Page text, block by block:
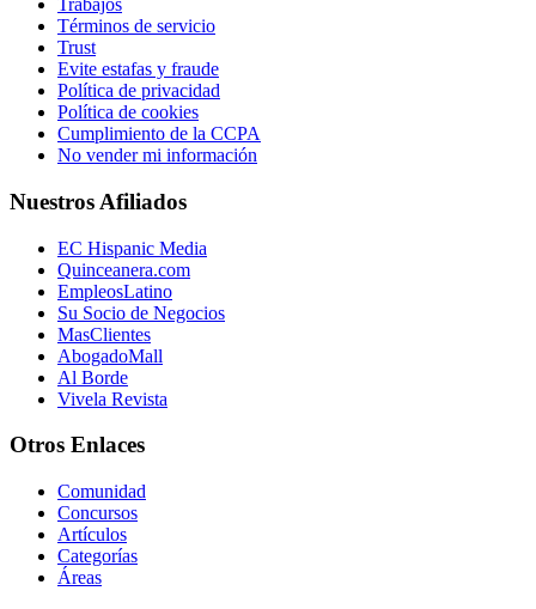
Trabajos
Términos de servicio
Trust
Evite estafas y fraude
Política de privacidad
Política de cookies
Cumplimiento de la CCPA
No vender mi información
Nuestros Afiliados
EC Hispanic Media
Quinceanera.com
EmpleosLatino
Su Socio de Negocios
MasClientes
AbogadoMall
Al Borde
Vivela Revista
Otros Enlaces
Comunidad
Concursos
Artículos
Categorías
Áreas